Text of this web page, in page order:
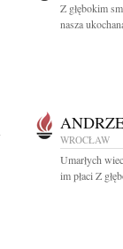
Z głębokim
nasza
WROCŁAW
Umarłych
im płaci Z